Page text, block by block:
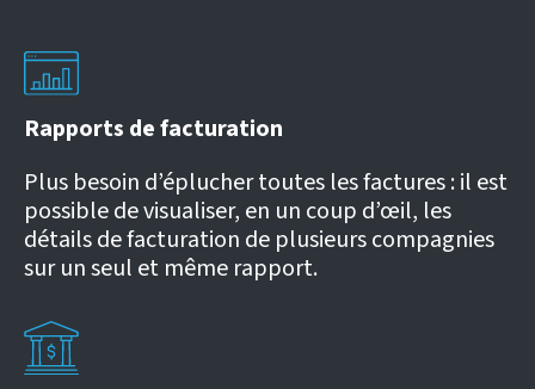
Rapports de facturation
Plus besoin d’éplucher toutes les factures : il est
possible de visualiser, en un coup d’œil, les
détails de facturation de plusieurs compagnies
sur un seul et même rapport.